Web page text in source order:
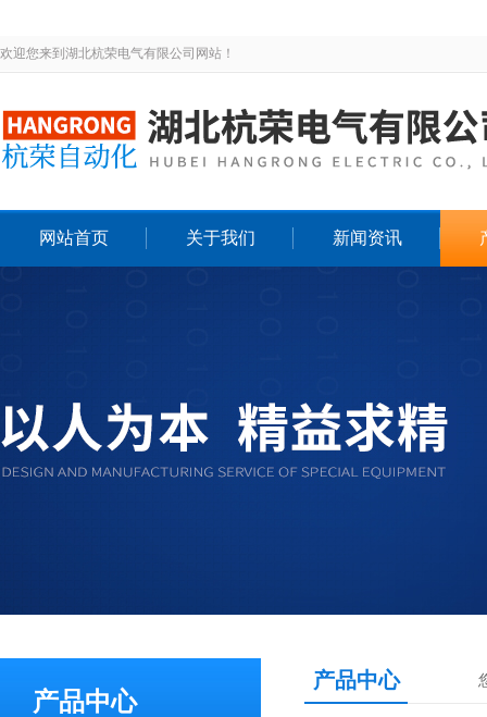
欢迎您来到湖北杭荣电气有限公司网站！
网站首页 关于我们 新闻资讯
产品中心
产品中心